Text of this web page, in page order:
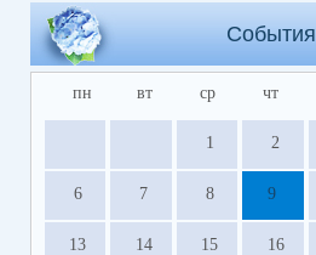
События
пн вт ср чт
1 2
6 7 8 9
13 14 15 16